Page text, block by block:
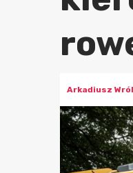
Arkadiusz